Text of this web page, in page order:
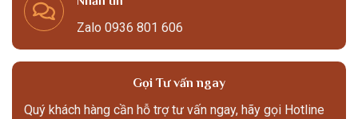
Zalo 0936 801 606
Gọi Tư vấn ngay
Quý khách hàng cần hỗ trợ tư vấn ngay, hãy gọi Hotline